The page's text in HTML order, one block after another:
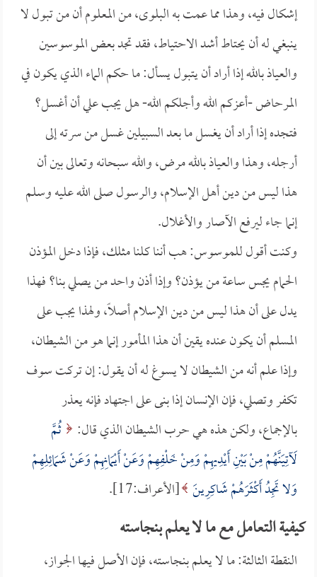
إشكال فيه، وهذا مما عمت به البلوى، من المعلوم أن من تبول لا
ينبغي له أن يحتاط أشد الاحتياط، فقد تجد بعض الموسوسين
والعياذ بالله إذا أراد أن يتبول يسأل: ما حكم الماء الذي يكون في
المرحاض -أعزكم الله وأجلكم الله- هل يجب علي أن أغسل؟
فتجده إذا أراد أن يغسل ما بعد السبيلين غسل من سرته إلى
أرجله، وهذا والعياذ بالله مرض، والله سبحانه وتعالى بين أن
هذا ليس من دين أهل الإسلام، والرسول صلى الله عليه وسلم
إنما جاء ليرفع الآصار والأغلال.
وكنت أقول للموسوس: هب أننا كلنا مثلك، فإذا دخل المؤذن
الحمام يجس ساعة من يؤذن؟ وإذا أذن واحد من يصلي بنا؟ فهذا
يدل على أن هذا ليس من دين الإسلام أصلاً، ولهذا يجب على
المسلم أن يكون عنده يقين أن هذا المأمور إنما هو من الشيطان،
وإذا علم أنه من الشيطان لا يسوغ له أن يقول: إن تركت سوف
تكفر وتصلي، فإن الإنسان إذا بنى على اجتهاد فإنه يعذر
بالإجماع، ولكن هذه هي حرب الشيطان الذي قال: ثُمَّ
لَآتِيَنَّهُمْ مِنْ بَيْنِ أَيْدِيهِمْ وَمِنْ خَلْفِهِمْ وَعَنْ أَيْمَانِهِمْ وَعَنْ شَمَائِلِهِمْ
وَلا تَجِدُ أَكْثَرَهُمْ شَاكِرِينَ [الأعراف:17].
كيفية التعامل مع ما لا يعلم بنجاسته
النقطة الثالثة: ما لا يعلم بنجاسته، فإن الأصل فيها الجواز،